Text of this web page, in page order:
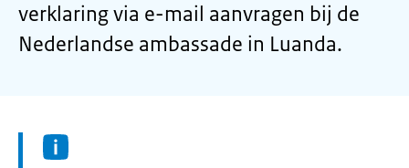
verklaring via e-mail aanvragen bij de
Nederlandse ambassade in Luanda.